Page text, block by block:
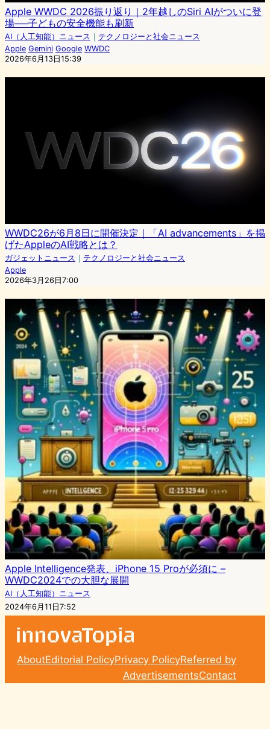
Apple WWDC 2026振り返り｜2年越しのSiri AIがついに登
場──子どもの安全機能も刷新
AI（人工知能）ニュース ｜ テクノロジーと社会ニュース
Apple Gemini Google WWDC
2026年6月13日15:39
WWDC26が6月8日に開催決定｜「AI advancements」を掲
げたAppleのAI戦略とは？
ガジェットニュース ｜ テクノロジーと社会ニュース
Apple
2026年3月26日7:00
Apple Intelligence発表、iPhone 15 Proが必須に –
WWDC2024での大胆な展開
AI（人工知能）ニュース
2024年6月11日7:52
AboutEditorial PolicyPrivacy PolicyReferred by
AdvertisementsContact